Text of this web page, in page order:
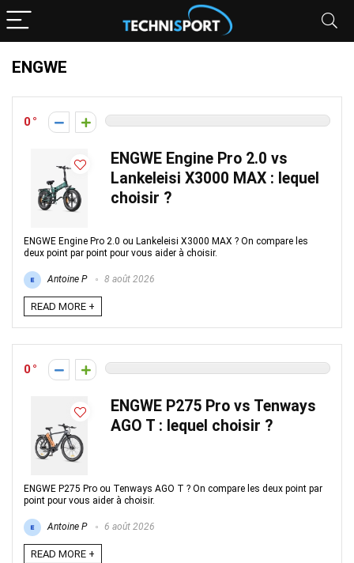
ENGWE
0
ENGWE Engine Pro 2.0 vs
Lankeleisi X3000 MAX : lequel
choisir ?
ENGWE Engine Pro 2.0 ou Lankeleisi X3000 MAX ? On compare les
deux point par point pour vous aider à choisir.
Antoine P 8 août 2026
READ MORE +
0
ENGWE P275 Pro vs Tenways
AGO T : lequel choisir ?
ENGWE P275 Pro ou Tenways AGO T ? On compare les deux point par
point pour vous aider à choisir.
Antoine P 6 août 2026
READ MORE +